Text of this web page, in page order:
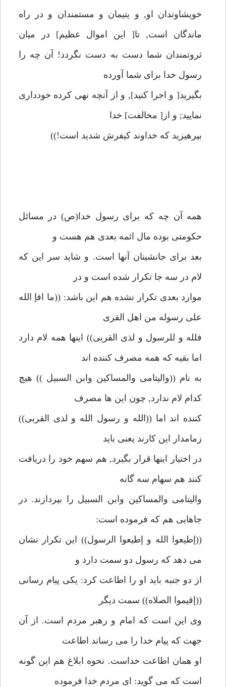
خويشاوندان او, و يتيمان و مستمندان و در راه
ماندگان است, تا[ اين اموال عظيم] در ميان
ثروتمندان شما دست به دست نگردد! آن چه را
رسول خدا براى شما آورده
بگيريد[ و اجرا كنيد], و از آنچه نهى كرده خوددارى
نماييد; و از[ مخالفت] خدا
بپرهيزيد كه خداوند كيفرش شديد است!))
همه آن چه كه براى رسول خدا(ص) در مسائل
حكومتى بوده مال ائمه بعدى هم هست و
بعد براى جانشينان آنها است. و شايد سر اين كه
لام در سه جا تكرار شده است و در
موارد بعدى تكرار نشده هم اين باشد: ((ما افإ الله
على رسوله من اهل القرى
فلله و للرسول و لذى القربى)) اينها همه لام دارد
اما بقيه كه همه مصرف كننده اند
به نام ((واليتامى والمساكين وابن السبيل )) هيچ
كدام لام ندارد, چون اين ها مصرف
كننده اند اما ((الله و رسول الله و لذى القربى))
زمامدار اين كارند يعنى بايد
در اختيار اينها قرار بگيرد, هم سهم خود را دريافت
كنند هم سهام سه گانه
واليتامى والمساكين وابن السبيل را بپردازند. در
جاهايى هم كه فرموده است:
((إطيعوا الله و إطيعوا الرسول)) اين تكرار نشان
مى دهد كه رسول دو سمت دارد و
از دو جنبه بايد او را اطاعت كرد: يكى پيام رسانى
((إقيموا الصلاه)) سمت ديگر
وى اين است كه امام و رهبر مردم است. از آن
جهت كه پيام خدا را مى رساند اطاعت
او همان اطاعت خداست. نحوه ابلاغ هم اين گونه
است كه مى گويد: اى مردم خدا فرموده